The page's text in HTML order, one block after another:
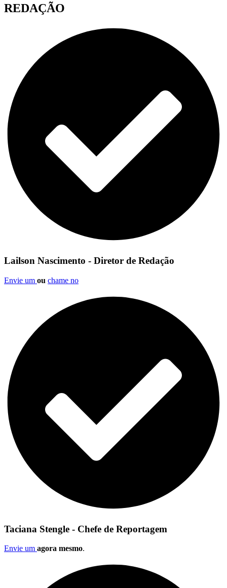
REDAÇÃO
Lailson Nascimento - Diretor de Redação
Envie um ou chame no
Taciana Stengle - Chefe de Reportagem
Envie um agora mesmo.